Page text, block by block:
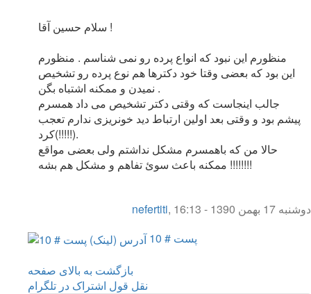
سلام حسین آقا !
منظورم این نبود که انواع پرده رو نمی شناسم . منظورم
این بود که بعضی وقتا خود دکترها هم نوع پرده رو تشخیص
نمیدن و ممکنه اشتباه بگن .
جالب اینجاست که وقتی دکتر تشخیص می داد همسرم
پیشم بود و وقتی بعد اولین ارتباط دید خونریزی ندارم تعجب
کرد(!!!!!).
حالا من که باهمسرم مشکل نداشتم ولی بعضی مواقع
ممکنه باعث سوئ تفاهم و مشکل هم بشه !!!!!!!!
nefertiti,
دوشنبه 17 بهمن 1390 - 16:13
پست # 10
بازگشت به بالای صفحه
نقل قول اشتراک در تلگرام